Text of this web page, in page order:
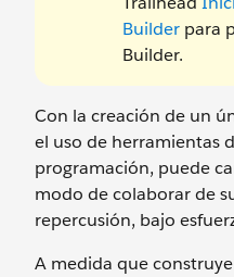
Builder para
Builder.
Con la creación de un
el uso de herramientas
programación, puede
modo de colaborar de
repercusión, bajo
A medida que